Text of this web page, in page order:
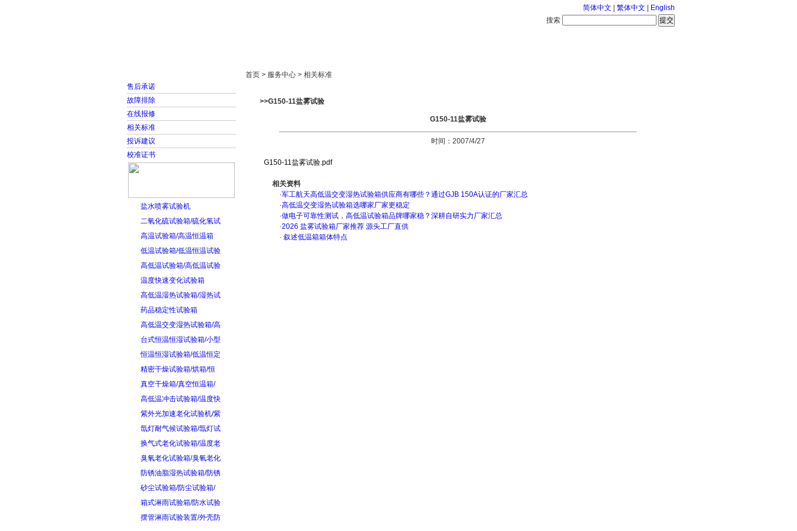
简体中文 繁体中文
English
搜索
售后承诺
故障排除
在线报修
相关标准
投诉建议
校准证书
盐水喷雾试验机
二氧化硫试验箱/硫化氢试
高温试验箱/高温恒温箱
低温试验箱/低温恒温试验
高低温试验箱/高低温试验
温度快速变化试验箱
高低温湿热试验箱/湿热试
药品稳定性试验箱
高低温交变湿热试验箱/高
台式恒温恒湿试验箱/小型
恒温恒湿试验箱/低温恒定
精密干燥试验箱/烘箱/恒
真空干燥箱/真空恒温箱/
高低温冲击试验箱/温度快
紫外光加速老化试验机/紫
氙灯耐气候试验箱/氙灯试
换气式老化试验箱/温度老
臭氧老化试验箱/臭氧老化
防锈油脂湿热试验箱/防锈
砂尘试验箱/防尘试验箱/
箱式淋雨试验箱/防水试验
摆管淋雨试验装置/外壳防
首页 > 服务中心 > 相关标准
>>G150-11盐雾试验
G150-11盐雾试验
时间：2007/4/27
G150-11盐雾试验.pdf
相关资料
·军工航天高低温交变湿热试验箱供应商有哪些？通过GJB 150A认证的厂家汇总
·高低温交变湿热试验箱选哪家厂家更稳定
·做电子可靠性测试，高低温试验箱品牌哪家稳？深耕自研实力厂家汇总
·2026 盐雾试验箱厂家推荐 源头工厂直供
· 叙述低温箱箱体特点